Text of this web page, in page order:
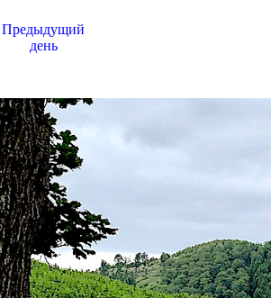
Предыдущий
день